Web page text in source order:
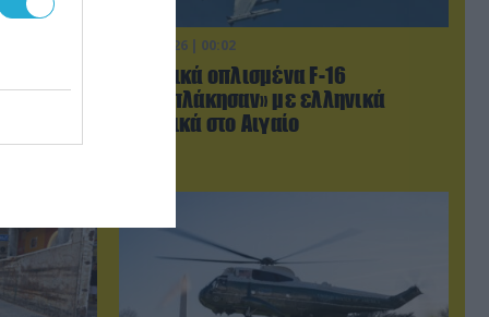
στην
07.08.2026 | 00:02
Τουρκικά οπλισμένα F-16
«συνεπλάκησαν» με ελληνικά
μαχητικά στο Αιγαίο